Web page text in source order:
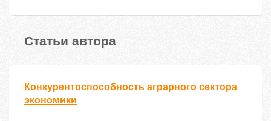
Статьи автора
Конкурентоспособность аграрного сектора
экономики